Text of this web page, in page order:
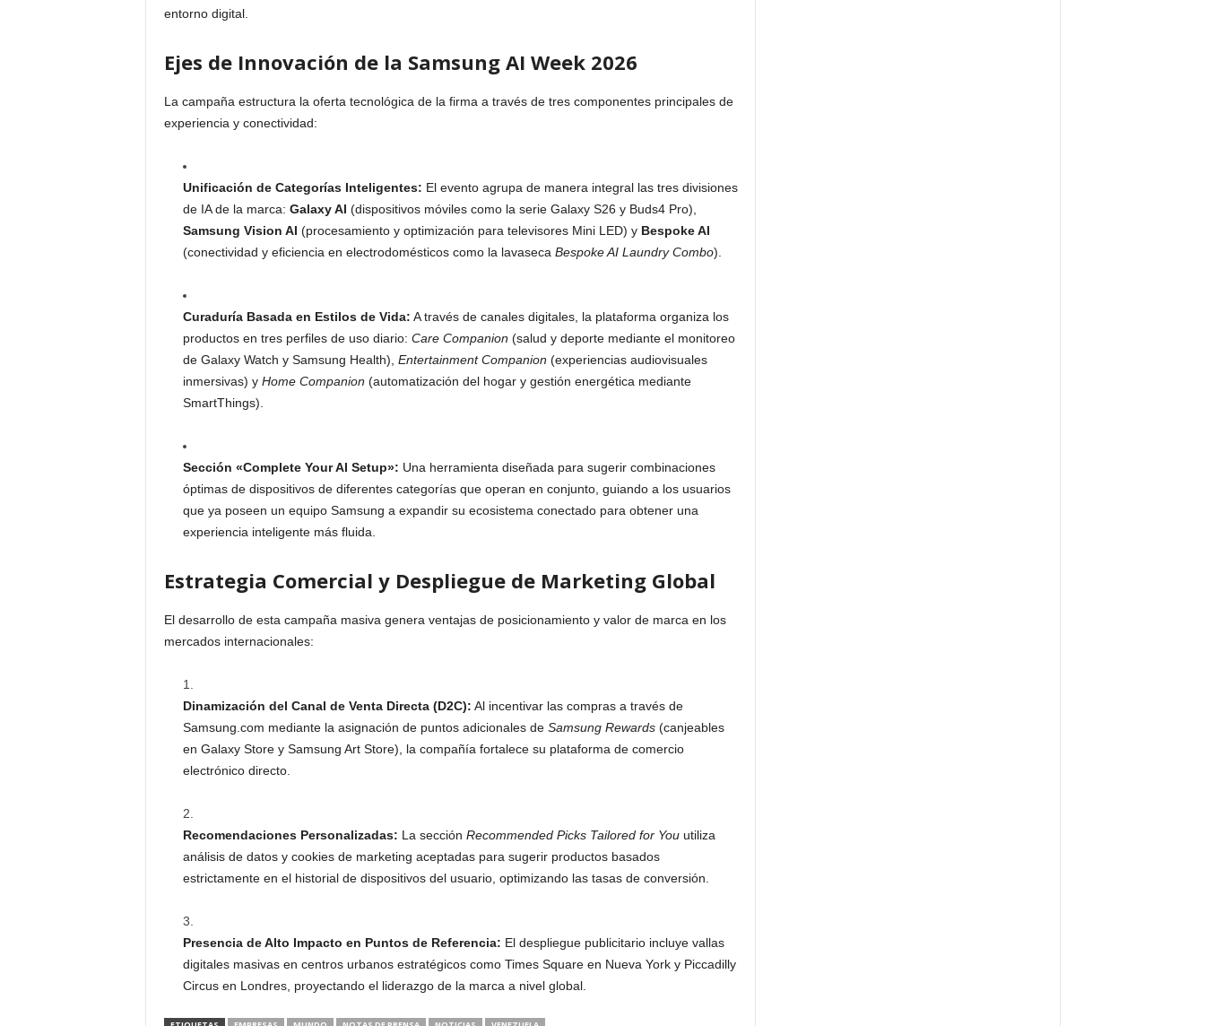
entorno digital.
Ejes de Innovación de la Samsung AI Week 2026
La campaña estructura la oferta tecnológica de la firma a través de tres componentes principales de
experiencia y conectividad:
Unificación de Categorías Inteligentes: El evento agrupa de manera integral las tres divisiones
de IA de la marca: Galaxy AI (dispositivos móviles como la serie Galaxy S26 y Buds4 Pro),
Samsung Vision AI (procesamiento y optimización para televisores Mini LED) y Bespoke AI
(conectividad y eficiencia en electrodomésticos como la lavaseca Bespoke AI Laundry Combo).
Curaduría Basada en Estilos de Vida: A través de canales digitales, la plataforma organiza los
productos en tres perfiles de uso diario: Care Companion (salud y deporte mediante el monitoreo
de Galaxy Watch y Samsung Health), Entertainment Companion (experiencias audiovisuales
inmersivas) y Home Companion (automatización del hogar y gestión energética mediante
SmartThings).
Sección «Complete Your AI Setup»: Una herramienta diseñada para sugerir combinaciones
óptimas de dispositivos de diferentes categorías que operan en conjunto, guiando a los usuarios
que ya poseen un equipo Samsung a expandir su ecosistema conectado para obtener una
experiencia inteligente más fluida.
Estrategia Comercial y Despliegue de Marketing Global
El desarrollo de esta campaña masiva genera ventajas de posicionamiento y valor de marca en los
mercados internacionales:
Dinamización del Canal de Venta Directa (D2C): Al incentivar las compras a través de
Samsung.com mediante la asignación de puntos adicionales de Samsung Rewards(canjeables
en Galaxy Store y Samsung Art Store), la compañía fortalece su plataforma de comercio
electrónico directo.
Recomendaciones Personalizadas: La sección Recommended Picks Tailored for Youutiliza
análisis de datos y cookies de marketing aceptadas para sugerir productos basados
estrictamente en el historial de dispositivos del usuario, optimizando las tasas de conversión.
Presencia de Alto Impacto en Puntos de Referencia: El despliegue publicitario incluye vallas
digitales masivas en centros urbanos estratégicos como Times Square en Nueva York y Piccadilly
Circus en Londres, proyectando el liderazgo de la marca a nivel global.